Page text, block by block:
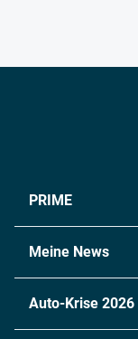
PRIME
Meine News
Auto-Krise 2026